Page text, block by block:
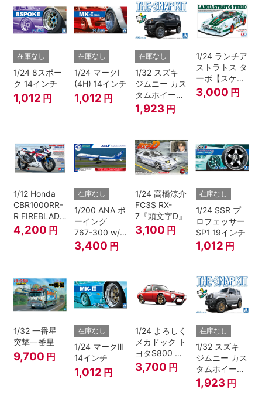
在庫なし
1/24 8スポー
ク 14インチ
1,012 円
在庫なし
1/24 マークI
(4H) 14インチ
1,012 円
在庫なし
1/32 スズキ
ジムニー カス
タムホイール
(ブルーイッシ
ュブラックパ
1,923 円
1/24 ランチア
ストラトス タ
ーボ【スケー
ルモデル限
定】
3,000 円
1/12 Honda
CBR1000RR-
R FIREBLADE
SP 30th
Anniversary
4,200 円
在庫なし
1/200 ANA ボ
ーイング
767-300 w/
ウイングレッ
ト “B767就航
3,400 円
1/24 高橋涼介
FC3S RX-
7『頭文字D』
3,100 円
在庫なし
1/24 SSR プ
ロフェッサー
SP1 19インチ
1,012 円
1/32 一番星
突撃一番星
9,700 円
在庫なし
1/24 マークⅢ
14インチ
1,012 円
1/24 よろしく
メカドック ト
ヨタS800 女
暴小町仕様
40周年記念パ
3,700 円
在庫なし
1/32 スズキ
ジムニー カス
タムホイール
(シルキーシル
バーメタリッ
1,923 円